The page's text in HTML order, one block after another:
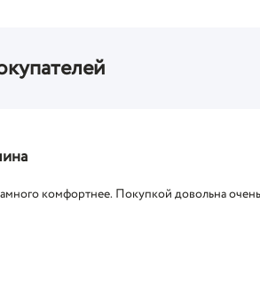
комфортнее. Покупкой довольна очень